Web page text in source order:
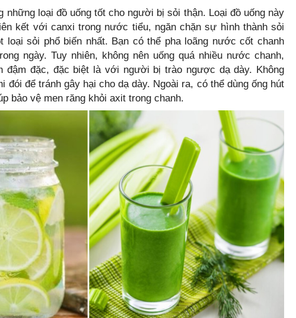
những loại đồ uống tốt cho người bị sỏi thận. Loại đồ uống này
kết với canxi trong nước tiểu, ngăn chặn sự hình thành sỏi
loại sỏi phổ biến nhất. Bạn có thể pha loãng nước cốt chanh
ngày. Tuy nhiên, không nên uống quá nhiều nước chanh,
đậm đặc, đặc biệt là với người bị trào ngược dạ dày. Không
đói để tránh gây hại cho dạ dày. Ngoài ra, có thể dùng ống hút
bảo vệ men răng khỏi axit trong chanh.